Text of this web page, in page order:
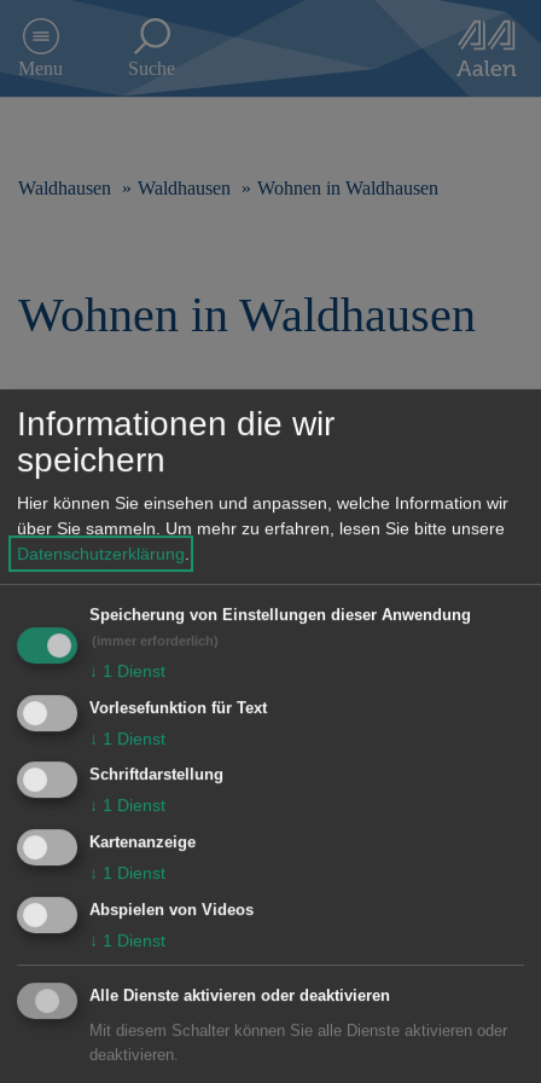
e
h
n
g
n
Menu Suche
Waldhausen Waldhausen Wohnen in Waldhausen
Wohnen in Waldhausen
Potential Bauland
ZU POTENTIAL BAULAND
Verfügbare Bauplätze
Unsere Anschrift
Geschäftsstelle Waldhausen
Deutschordenstraße 19
73432Aalen-Waldhausen
Informationen die wir
speichern
Hier können Sie einsehen und anpassen, welche Information wir
über Sie sammeln.
Um mehr zu erfahren, lesen Sie bitte unsere
Datenschutzerklärung
Speicherung von Einstellungen dieser Anwendung
(immer erforderlich)
↓ 1 Dienst
Vorlesefunktion für Text
↓ 1 Dienst
Schriftdarstellung
↓ 1 Dienst
Kartenanzeige
↓ 1 Dienst
Abspielen von Videos
↓ 1 Dienst
Alle Dienste aktivieren oder deaktivieren
Mit diesem Schalter können Sie alle Dienste aktivieren oder
deaktivieren.